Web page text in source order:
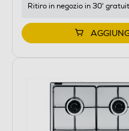
Ritiro in negozio in 30'